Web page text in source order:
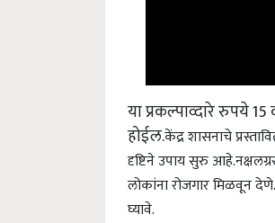
या प्रकल्पाव्दारे रुपये
होईल.केंद्र शासनाचे
दृष्टिने उपाय सुरु आहे.
लोकांना रोजगार मिळवून देणे.
घ्यावे.